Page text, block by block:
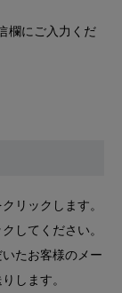
欄にご入力くだ
リックします。
してください。
たお客様のメー
します。